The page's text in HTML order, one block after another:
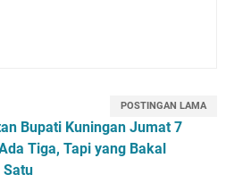
POSTINGAN LAMA
Bupati Kuningan Jumat 7
Tiga, Tapi yang Bakal
Satu